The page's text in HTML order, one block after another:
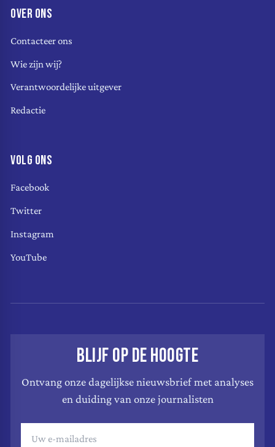
OVER ONS
Contacteer ons
Wie zijn wij?
Verantwoordelijke uitgever
Redactie
VOLG ONS
Facebook
Twitter
Instagram
YouTube
BLIJF OP DE HOOGTE
Ontvang onze dagelijkse nieuwsbrief met analyses
en duiding van onze journalisten